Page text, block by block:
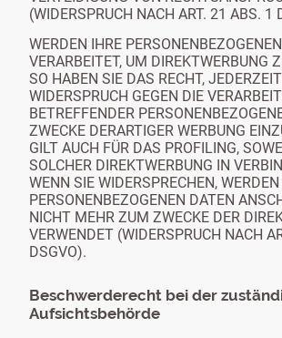
(WIDERSPRUCH NACH ART. 21 ABS. 1
WERDEN IHRE
VERARBEITET, UM DIREKTWERBUNG
SO HABEN SIE DAS RECHT, JEDERZEIT
WIDERSPRUCH GEGEN DIE
BETREFFENDER
ZWECKE DERARTIGER WERBUNG
GILT AUCH FÜR DAS PROFILING,
SOLCHER DIREKTWERBUNG IN
WENN SIE WIDERSPRECHEN,
PERSONENBEZOGENEN DATEN
NICHT MEHR ZUM ZWECKE DER
VERWENDET (WIDERSPRUCH NACH
DSGVO).
Beschwerderecht bei der
Aufsichtsbehörde